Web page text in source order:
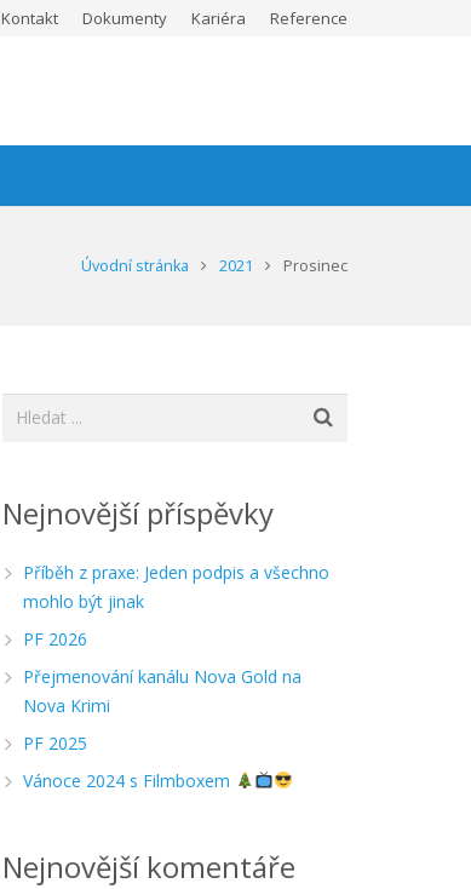
Kontakt Dokumenty Kariéra Reference
Úvodní stránka 2021 Prosinec
Nejnovější příspěvky
Příběh z praxe: Jeden podpis a všechno
mohlo být jinak
PF 2026
Přejmenování kanálu Nova Gold na
Nova Krimi
PF 2025
Vánoce 2024 s Filmboxem
Nejnovější komentáře